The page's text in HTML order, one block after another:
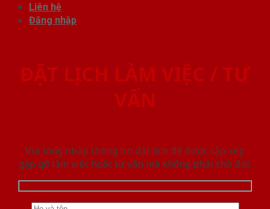
Liên hệ
Đăng nhập
ĐẶT LỊCH LÀM VIỆC / TƯ
VẤN
Vui lòng nhập thông tin đặt lịch để được sắp xếp
gặp gỡ làm việc hoăc tư vấn mà không phải chờ đợi.